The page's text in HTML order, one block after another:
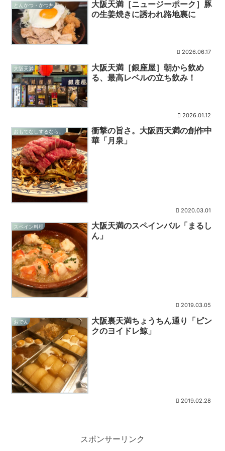
とんかつ・かつ丼
大阪天満［ニュージーポーク］豚
の生姜焼きに誘われ路地裏に
2026.06.17
大阪天満
大阪天満［銀座屋］朝から飲め
る、最高レベルの立ち飲み！
2026.01.12
衝撃の旨さ。大阪西天満の創作中
華「月泉」
2020.03.01
スペイン料理
大阪天満のスペインバル「まるし
ん」
2019.03.05
おでん
大阪裏天満ちょうちん通り「ピン
クのヨイドレ鯨」
2019.02.28
スポンサーリンク